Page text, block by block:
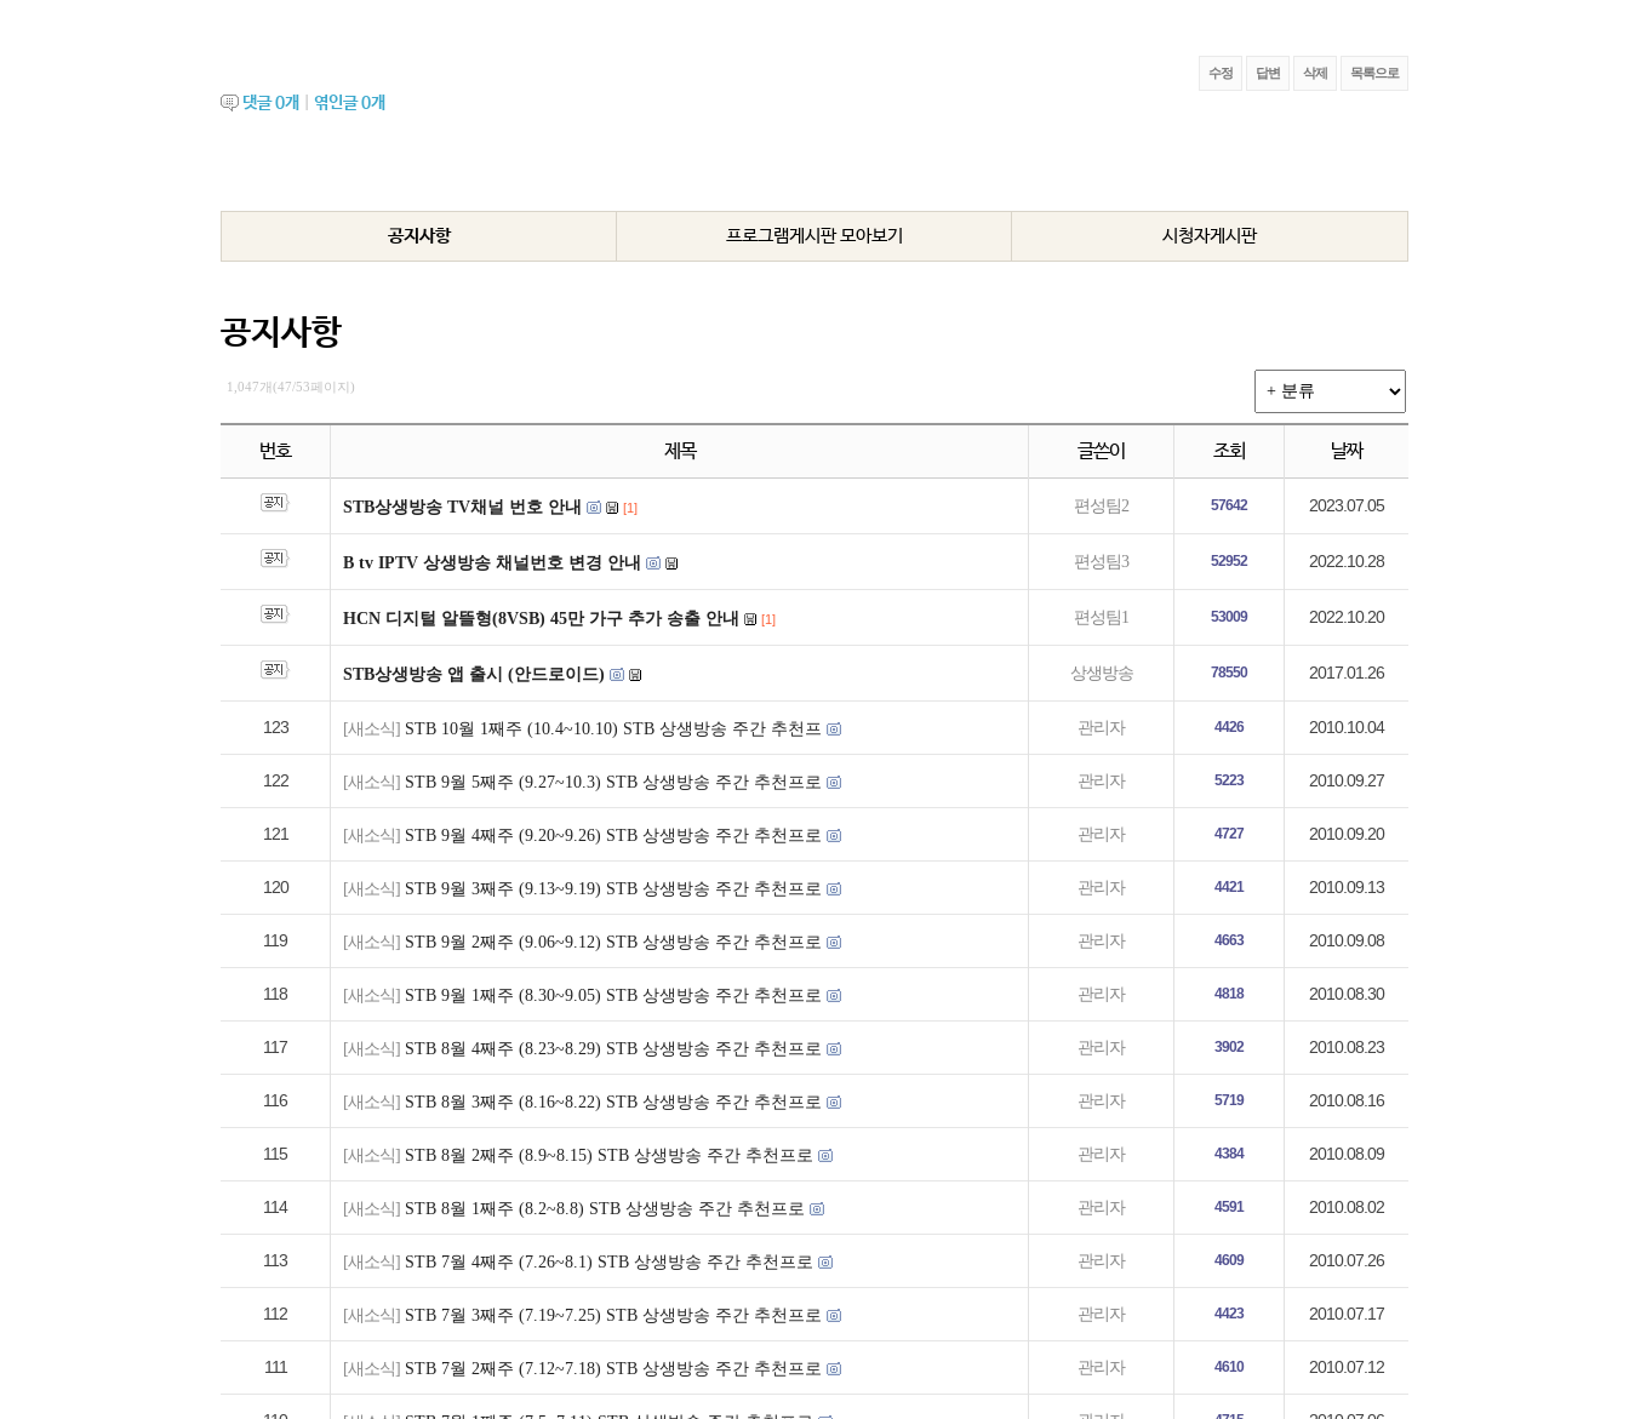
수정 답변 삭제 목록으로
댓글0개 엮인글0개
공지사항 프로그램게시판 모아보기 시청자게시판
공지사항
1,047개(47/53페이지)
번호 제목 글쓴이 조회 날짜
STB상생방송 TV채널 번호 안내 [1] 편성팀2 57642 2023.07.05
B tv IPTV 상생방송 채널번호 변경 안내 편성팀3 52952 2022.10.28
HCN 디지털 알뜰형(8VSB) 45만 가구 추가 송출 안내 [1] 편성팀1 53009 2022.10.20
STB상생방송 앱 출시 (안드로이드) 상생방송 78550 2017.01.26
123 [새소식] STB 10월 1째주 (10.4~10.10) STB 상생방송 주간 추천프 관리자 4426 2010.10.04
122 [새소식] STB 9월 5째주 (9.27~10.3) STB 상생방송 주간 추천프로 관리자 5223 2010.09.27
121 [새소식] STB 9월 4째주 (9.20~9.26) STB 상생방송 주간 추천프로 관리자 4727 2010.09.20
120 [새소식] STB 9월 3째주 (9.13~9.19) STB 상생방송 주간 추천프로 관리자 4421 2010.09.13
119 [새소식] STB 9월 2째주 (9.06~9.12) STB 상생방송 주간 추천프로 관리자 4663 2010.09.08
118 [새소식] STB 9월 1째주 (8.30~9.05) STB 상생방송 주간 추천프로 관리자 4818 2010.08.30
117 [새소식] STB 8월 4째주 (8.23~8.29) STB 상생방송 주간 추천프로 관리자 3902 2010.08.23
116 [새소식] STB 8월 3째주 (8.16~8.22) STB 상생방송 주간 추천프로 관리자 5719 2010.08.16
115 [새소식] STB 8월 2째주 (8.9~8.15) STB 상생방송 주간 추천프로 관리자 4384 2010.08.09
114 [새소식] STB 8월 1째주 (8.2~8.8) STB 상생방송 주간 추천프로 관리자 4591 2010.08.02
113 [새소식] STB 7월 4째주 (7.26~8.1) STB 상생방송 주간 추천프로 관리자 4609 2010.07.26
112 [새소식] STB 7월 3째주 (7.19~7.25) STB 상생방송 주간 추천프로 관리자 4423 2010.07.17
111 [새소식] STB 7월 2째주 (7.12~7.18) STB 상생방송 주간 추천프로 관리자 4610 2010.07.12